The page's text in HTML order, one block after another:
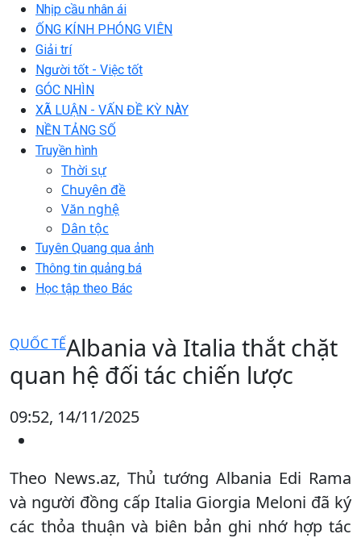
Nhịp cầu nhân ái
ỐNG KÍNH PHÓNG VIÊN
Giải trí
Người tốt - Việc tốt
GÓC NHÌN
XÃ LUẬN - VẤN ĐỀ KỲ NÀY
NỀN TẢNG SỐ
Truyền hình
Thời sự
Chuyên đề
Văn nghệ
Dân tộc
Tuyên Quang qua ảnh
Thông tin quảng bá
Học tập theo Bác
QUỐC TẾAlbania và Italia thắt chặt
quan hệ đối tác chiến lược
09:52, 14/11/2025
Theo News.az, Thủ tướng Albania Edi Rama
và người đồng cấp Italia Giorgia Meloni đã ký
các thỏa thuận và biên bản ghi nhớ hợp tác